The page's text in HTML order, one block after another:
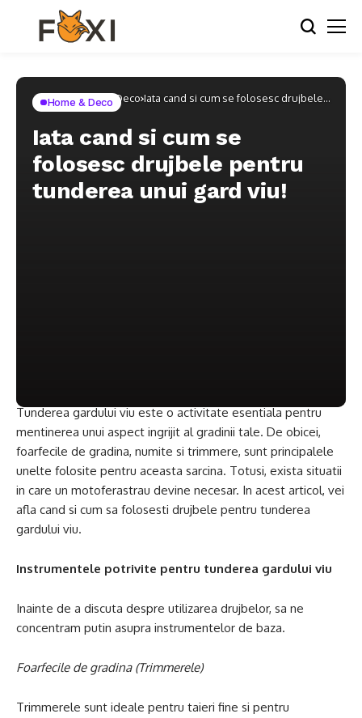
Home Home & Deco Iata cand si cum se folosesc drujbele
Home & Deco
Iata cand si cum se
folosesc drujbele pentru
tunderea unui gard viu!
Tunderea gardului viu este o activitate esentiala pentru
mentinerea unui aspect ingrijit al gradinii tale. De obicei,
foarfecile de gradina, numite si trimmere, sunt principalele
unelte folosite pentru aceasta sarcina. Totusi, exista situatii
in care un motoferastrau devine necesar. In acest articol, vei
afla cand si cum sa folosesti drujbele pentru tunderea
gardului viu.
Instrumentele potrivite pentru tunderea gardului viu
Inainte de a discuta despre utilizarea drujbelor, sa ne
concentram putin asupra instrumentelor de baza.
Foarfecile de gradina (Trimmerele)
Trimmerele sunt ideale pentru taieri fine si pentru